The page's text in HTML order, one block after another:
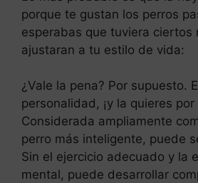
porque te gustan los perros
esperabas que tuviera ciertos
ajustaran a tu estilo de vida:
¿Vale la pena? Por supuesto.
personalidad, ¡y la quieres por
Considerada ampliamente
perro más inteligente, puede
Sin el ejercicio adecuado y la
mental, puede desarrollar